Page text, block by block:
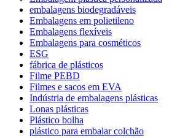
embalagens biodegradáveis
Embalagens em polietileno
Embalagens flexíveis
Embalagens para cosméticos
ESG
fábrica de plásticos
Filme PEBD
Filmes e sacos em EVA
Indústria de embalagens plásticas
Lonas plásticas
Plástico bolha
plástico para embalar colchão